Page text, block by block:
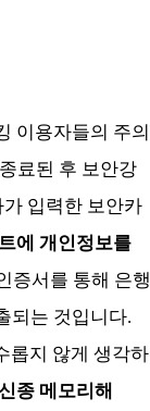
이용자들의 주의
료된 후 보안강
입력한 보안카
에 개인정보를
증서를 통해 은행
되는 것입니다.
롭지 않게 생각하
종 메모리해